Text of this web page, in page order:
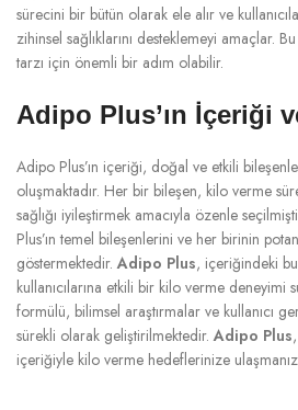
sürecini bir bütün olarak ele alır ve
zihinsel sağlıklarını desteklemeyi amaçlar.
tarzı için önemli bir adım olabilir.
Adipo Plus’ın İçeriği
Adipo Plus’ın içeriği, doğal ve etkili
oluşmaktadır. Her bir bileşen, kilo verme
sağlığı iyileştirmek amacıyla özenle
Plus’ın temel bileşenlerini ve her birinin
göstermektedir.Adipo Plus, içeriğindeki
kullanıcılarına etkili bir kilo verme deneyimi
formülü, bilimsel araştırmalar ve kullanıcı
sürekli olarak geliştirilmektedir.Adipo Plus
içeriğiyle kilo verme hedeflerinize